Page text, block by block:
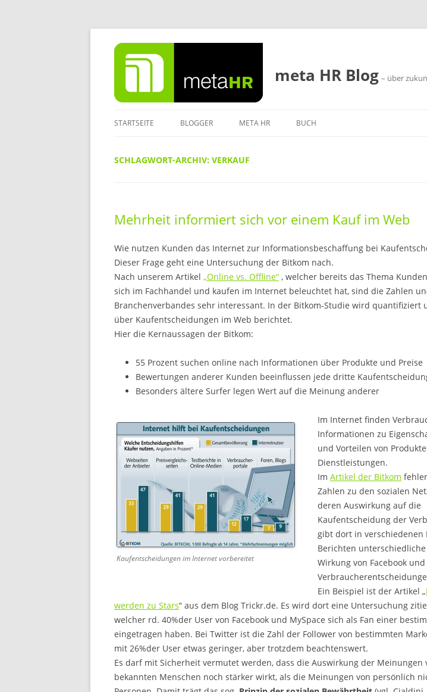
Zum
Inhalt
springen
meta HR Blog – über
STARTSEITE BLOGGER META HR BUCH
SCHLAGWORT-ARCHIV: VERKAUF
Mehrheit informiert sich vor einem Kauf im Web
Wie nutzen Kunden das Internet zur Informationsbeschaffung bei
Dieser Frage geht eine Untersuchung der Bitkom nach.
Nach unserem Artikel „Online vs. Offline“ , welcher bereits das Thema
sich im Fachhandel und kaufen im Internet beleuchtet hat, sind die Zahlen
Branchenverbandes sehr interessant. In der Bitkom-Studie wird quantifiziert
über Kaufentscheidungen im Web berichtet.
Hier die Kernaussagen der Bitkom:
55 Prozent suchen online nach Informationen über Produkte und Preise
Bewertungen anderer Kunden beeinflussen jede dritte
Besonders ältere Surfer legen Wert auf die Meinung anderer
Kaufentscheidungen im Internet vorbereitet
Im Internet finden
Informationen zu
und Vorteilen von
Dienstleistungen.
Im Artikel der Bitkom
Zahlen zu den sozialen
deren Auswirkung auf die
Kaufentscheidung der
gibt dort in verschiedenen
Berichten
Wirkung von Facebook
Ein Beispiel ist der Artikel „
werden zu Stars“ aus dem Blog Trickr.de. Es wird dort eine Untersuchung
welcher rd. 40%der User von Facebook und MySpace sich als Fan einer
eingetragen haben. Bei Twitter ist die Zahl der Follower von bestimmten
mit 26%der User etwas geringer, aber trotzdem beachtenswert.
Es darf mit Sicherheit vermutet werden, dass die Auswirkung der Meinungen
bekannten Menschen noch stärker wirkt, als die Meinungen von persönlich